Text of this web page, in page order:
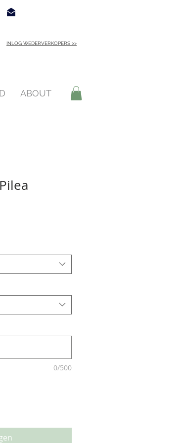
INLOG WEDERVERKOPERS >>
ABOUT
0/500